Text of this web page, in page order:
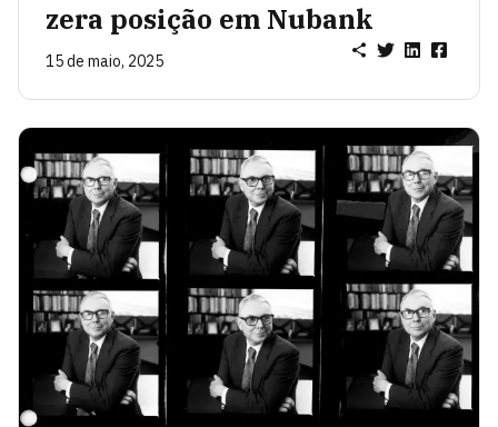
zera posição em Nubank
15 de maio, 2025